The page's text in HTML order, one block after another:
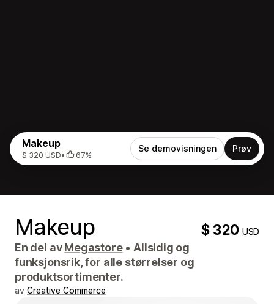
Makeup
$ 320 USD• 67%
Se demovisningen Prøv
Makeup $ 320USD
En del avMegastore • Allsidig og
funksjonsrik, for alle størrelser og
produktsortimenter.
av Creative Commerce